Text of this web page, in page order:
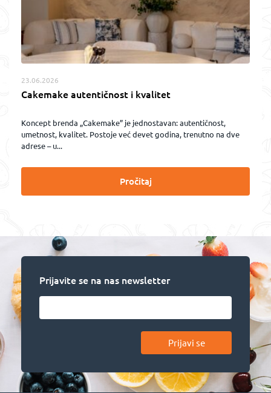
23.06.2026
Cakemake autentičnost i kvalitet
Koncept brenda „Cakemake” je jednostavan: autentičnost,
umetnost, kvalitet. Postoje već devet godina, trenutno na dve
adrese – u...
Pročitaj
Prijavite se na nas newsletter
Prijavi se